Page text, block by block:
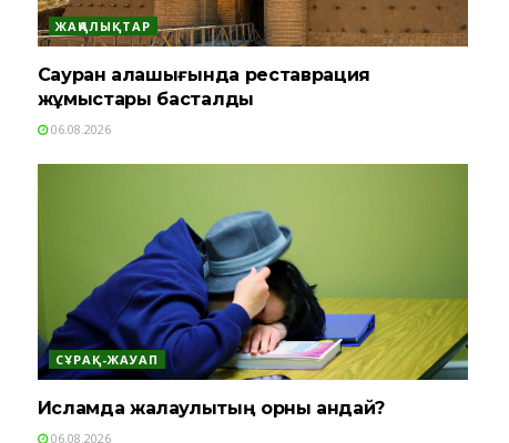
ЖАҢАЛЫҚТАР
Сауран қалашығында реставрация
жұмыстары басталды
06.08.2026
СҰРАҚ-ЖАУАП
Исламда жалқаулықтың орны қандай?
06.08.2026